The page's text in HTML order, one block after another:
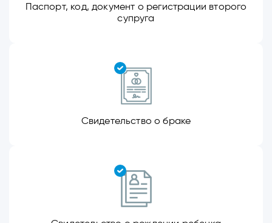
Паспорт, код, документ о регистрации второго
супруга
Свидетельство о браке